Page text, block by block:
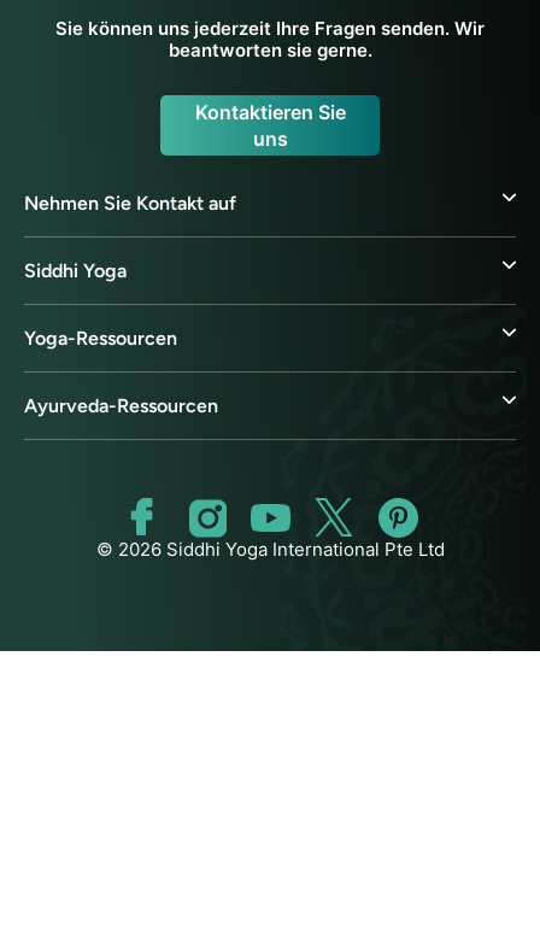
Sie können uns jederzeit Ihre Fragen senden. Wir
beantworten sie gerne.
Kontaktieren Sie
uns
Nehmen Sie Kontakt auf
Siddhi Yoga
Yoga-Ressourcen
Ayurveda-Ressourcen
© 2026 Siddhi Yoga International Pte Ltd